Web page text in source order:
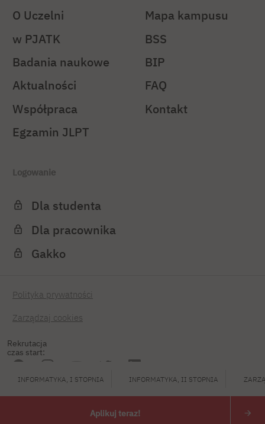
Rekrutacja
czas start:
INFORMATYKA, I STOPNIA INFORMATYKA, II STOPNIA
Aplikuj teraz!
O Uczelni
w PJATK
Badania naukowe
Aktualności
Współpraca
Egzamin JLPT
Mapa kampusu
BSS
BIP
FAQ
Kontakt
Logowanie
Dla studenta
Dla pracownika
Gakko
Polityka prywatności
Zarządzaj cookies